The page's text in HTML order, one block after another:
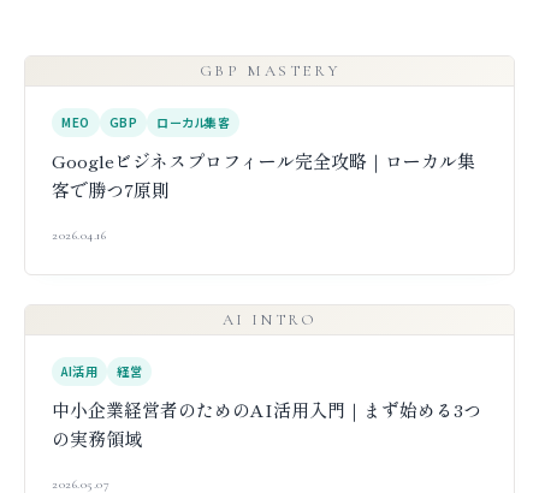
GBP MASTERY
MEO GBP ローカル集客
Googleビジネスプロフィール完全攻略｜ローカル集
客で勝つ7原則
2026.04.16
AI INTRO
AI活用 経営
中小企業経営者のためのAI活用入門｜まず始める3つ
の実務領域
2026.05.07